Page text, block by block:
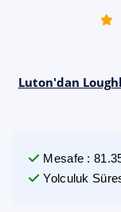
Luton'dan
Mesafe :
Yolculuk